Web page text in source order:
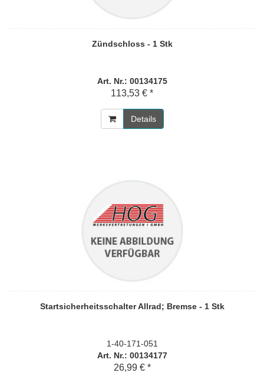
Zündschloss - 1 Stk
Art. Nr.: 00134175
113,53 € *
Details
Startsicherheitsschalter Allrad; Bremse - 1 Stk
1-40-171-051
Art. Nr.: 00134177
26,99 € *